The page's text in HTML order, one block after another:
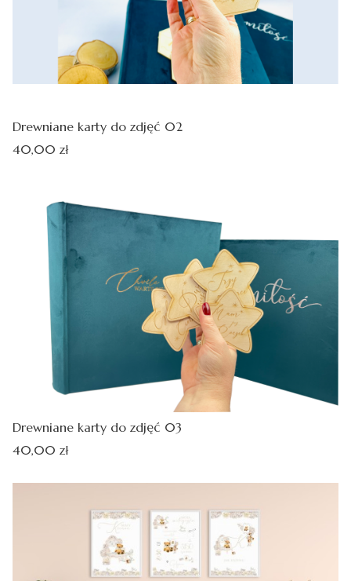
Drewniane karty do zdjęć 02
Cena
40,00 zł
Drewniane karty do zdjęć 03
Cena
40,00 zł